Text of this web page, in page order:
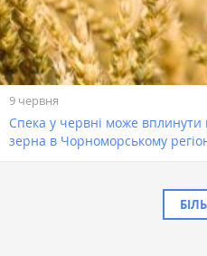
9 червня
Спека у червні може
зерна в Чорноморському